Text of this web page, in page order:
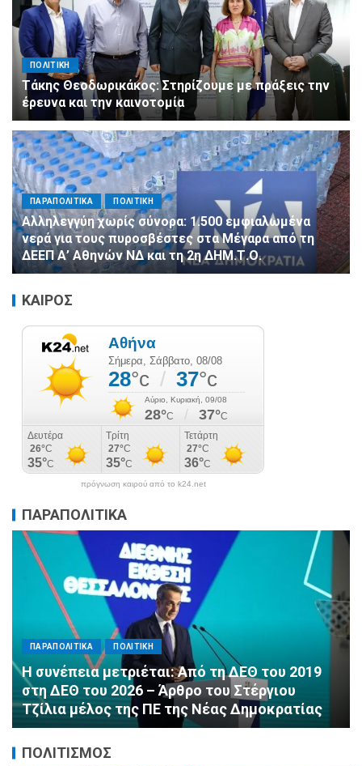
ΠΟΛΙΤΙΚΗ
Τάκης Θεοδωρικάκος: Στηρίζουμε με πράξεις την
έρευνα και την καινοτομία
ΠΑΡΑΠΟΛΙΤΙΚΑ ΠΟΛΙΤΙΚΗ
Αλληλεγγύη χωρίς σύνορα: 1.500 εμφιαλωμένα
νερά για τους πυροσβέστες στα Μέγαρα από τη
ΔΕΕΠ Α’ Αθηνών ΝΔ και τη 2η ΔΗΜ.Τ.Ο.
ΚΑΙΡΟΣ
πρόγνωση καιρού από το k24.net
ΠΑΡΑΠΟΛΙΤΙΚΑ
ΠΑΡΑΠΟΛΙΤΙΚΑ ΠΟΛΙΤΙΚΗ
Αλληλεγγύη χωρίς σύνορα: 1.500
εμφιαλωμένα νερά για τους πυροσβέστες στα
Μέγαρα από τη ΔΕΕΠ Α’ Αθηνών ΝΔ και τη 2η
ΔΗΜ.Τ.Ο.
ΠΟΛΙΤΙΣΜΟΣ